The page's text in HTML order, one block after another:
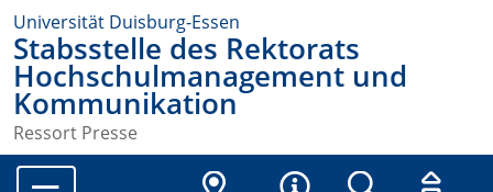
Universität Duisburg-Essen
Stabsstelle des Rektorats
Hochschulmanagement und
Kommunikation
Ressort Presse